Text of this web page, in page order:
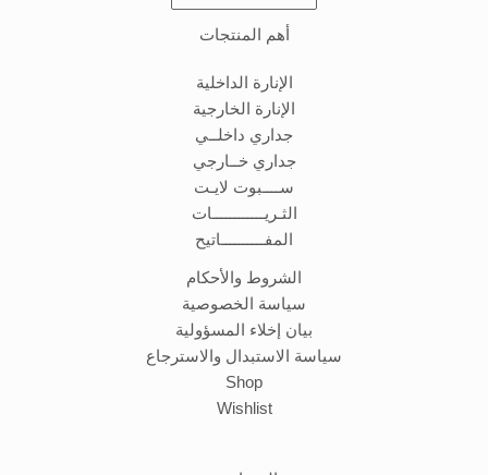
أهم المنتجات
الإنارة الداخلية
الإنارة الخارجية
جداري داخلــي
جداري خــارجي
ســــبوت لايـت
الثـريــــــــــــات
المفــــــــــاتيح
الشروط والأحكام
سياسة الخصوصية
بيان إخلاء المسؤولية
سياسة الاستبدال والاسترجاع
Shop
Wishlist